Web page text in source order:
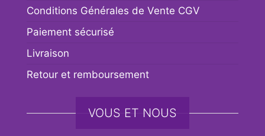
Conditions Générales de Vente CGV
Paiement sécurisé
Livraison
Retour et remboursement
VOUS ET NOUS